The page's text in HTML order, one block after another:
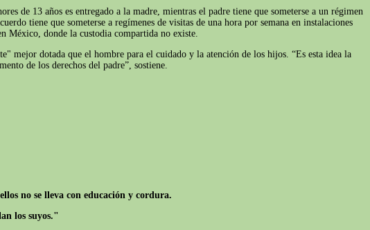
de 13 años es entregado a la madre, mientras el padre tiene que someterse a un régimen
tiene que someterse a regímenes de visitas de una hora por semana en instalaciones
México, donde la custodia compartida no existe.
mejor dotada que el hombre para el cuidado y la atención de los hijos. “Es esta idea la
de los derechos del padre”, sostiene.
no se lleva con educación y cordura.
los suyos."